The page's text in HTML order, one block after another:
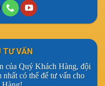
TƯ VẤN
của Quý Khách Hàng, đội
có thể để tư vấn cho